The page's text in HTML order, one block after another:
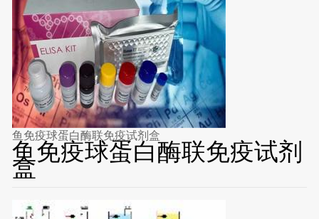
鱼免疫球蛋白酶联免疫试剂盒
鱼免疫球蛋白酶联免疫试剂
盒